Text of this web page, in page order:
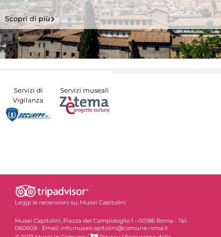
Scopri di più
Servizi di
Vigilanza
Servizi museali
Leggi le recensioni su: Musei Capitolini
Musei Capitolini, Piazza del Campidoglio 1 - 00186 Roma - Tel.
060608 - Email: info.museicapitolini@comune.roma.it